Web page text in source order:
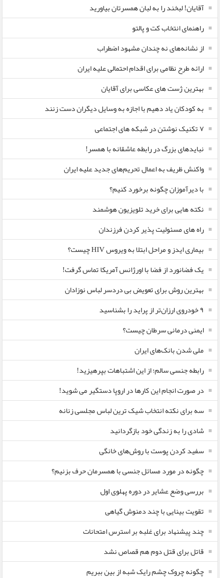
آقایان! لبخند را به لبان همسرتان بیاورید
راهنمای انتخاب کت و پالتو
از نشانه‌های نه چندان مشهود اضطراب
ارائه طرح نظامی برای اقدام احتمالی علیه ایران
بهترین ژست های عکاسی برای آقایان
به کودکان یاد دهیم با اجازه به وسایل دیگران دست زنند
۷ تکنیک نوشتن در شبکه های اجتماعی
نبایدهای بزرگ در رابطه عاشقانه با همسر!
واکنش ظریف به اعمال تحریم‌های جدید علیه ایران
با دیرآموزان چگونه برخورد کنیم؟
نکته هایی برای خرید تلویزیون هوشمند
راه های مسئولیت پذیر کردن فرزندان
بیماری ایدز و مراحل ابتلا به ویروس HIV چیست؟
یک فضانورد از فضا با اورژانس آمریکا تماس گرفت!
بهترین روش برای تعویض بی دردسر لباس نوزادان
٩ خودروی ارزان‌تر از پراید را بشناسید
ایمنی درمانی سرطان چیست؟
ملی شدن بانک‌های ایران
رابطه جنسی سالم؛ از این اشتباهات بپرهیزید!
در صورت انجام این کارها در اروپا دستگیر می شوید!
سه برای نکته انتخاب شیک ترین لباس مجلسی زنانه
شادی را به زندگی خود بازگردانید
سفید کردن پوست با روش‌های خانگی
چگونه در مورد مسائل جنسی با همسرمان حرف بزنیم؟
بررسی وضع عشایر در دوره پهلوی اول
تقویت بینایی با چند دمنوش گیاهی
چند پیشنهاد برای غلبه بر استرس امتحانات
قاتل برای قتل دوم هم قصاص نشد
چگونه چروک چشم رایک شبه از بین ببریم